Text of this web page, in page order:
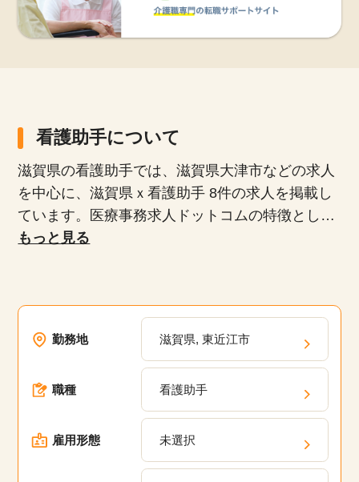
看護助手について
滋賀県の看護助手では、滋賀県大津市などの求人
を中心に、滋賀県ｘ看護助手 8件の求人を掲載し
ています。医療事務求人ドットコムの特徴とし
て、正社員、派遣社員、扶養内パート、時短勤務
介します。未経験者や無資格者、ブランクがある
代、50代といった幅広い年齢層が活躍している職
場の求人が多数あります。弊社の派遣・委託現場
においてスキルアップのための研修プログラム
や、キャリアパスの相談、定期的なフィードバッ
クを通じて、あなたのキャリアアップを支援しま
もっと見る
勤務地 滋賀県, 東近江市
職種 看護助手
雇用形態 未選択